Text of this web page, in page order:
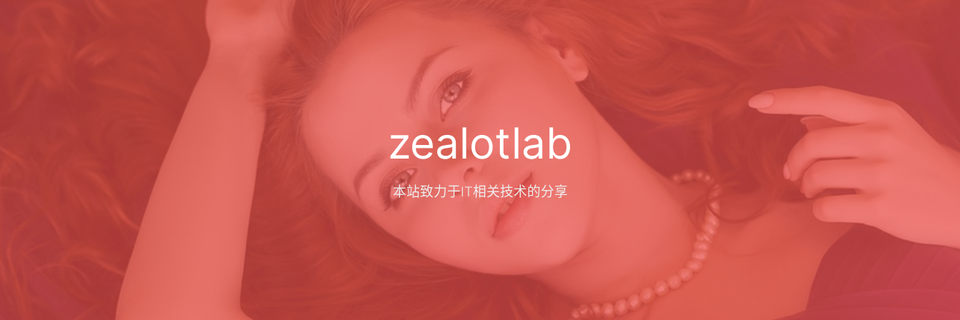
zealotlab
本站致力于IT相关技术的分享